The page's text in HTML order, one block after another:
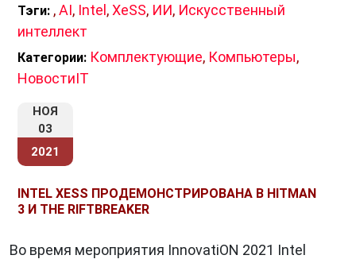
Снижение нагрузки на систему:За счет
использования машинного обучения XeSS
снижает нагрузку на видеокарту, что
приводит к меньшему энергопотреблению и
Открытый исходный код:
технологией с
что означает, что она доступна для
на любых видеокартах, а не только на
Тэги: ,AI, Intel ,XeSS, ИИ, Искусственный
интеллект
Категории: Комплектующие, Компьютеры,
НовостиIT
НОЯ
03
2021
INTEL XESS ПРОДЕМОНСТРИРОВАНА В HITMAN
3 И THE RIFTBREAKER
Во время мероприятия InnovatiON 2021 Intel